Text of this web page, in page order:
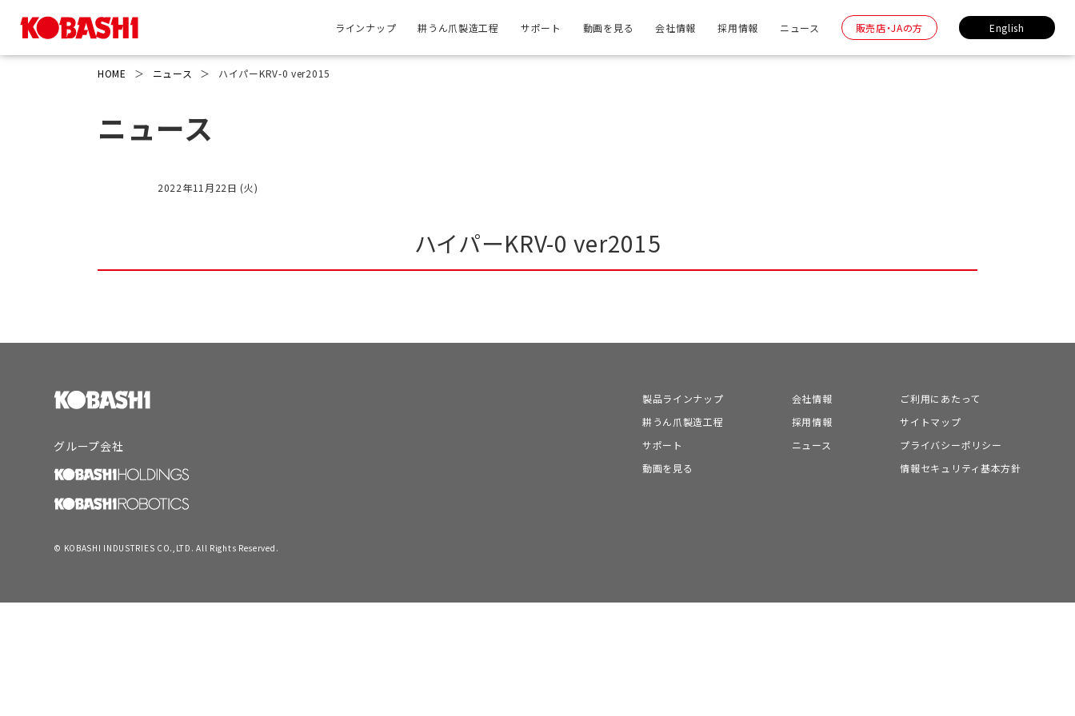
ラインナップ 耕うん爪製造工程 サポート 動画を見る 会社情報 採用情報 ニュース 販売店・JAの方 English
HOME ＞ ニュース ＞ ハイパーKRV-0 ver2015
ニュース
2022年11月22日 (火)
ハイパーKRV-0 ver2015
グループ会社
製品ラインナップ
耕うん爪製造工程
サポート
動画を見る
会社情報
採用情報
ニュース
ご利用にあたって
サイトマップ
プライバシーポリシー
情報セキュリティ基本方針
© KOBASHI INDUSTRIES CO.,LTD. All Rights Reserved.